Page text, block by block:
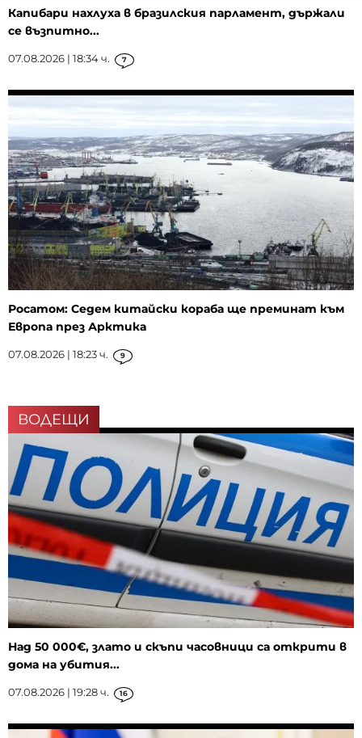
Капибари нахлуха в бразилския парламент, държали
се възпитно...
07.08.2026 | 18:34 ч. 7
Росатом: Седем китайски кораба ще преминат към
Европа през Арктика
07.08.2026 | 18:23 ч. 9
ВОДЕЩИ
Над 50 000€, злато и скъпи часовници са открити в
дома на убития...
07.08.2026 | 19:28 ч. 16